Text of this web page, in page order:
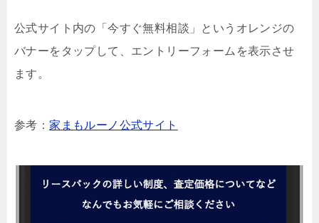
公式サイト内の「今すぐ無料相談」というオレンジの
バナーをタップして、エントリーフォームを表示させ
ます。
参考：家まもルーノ公式サイト